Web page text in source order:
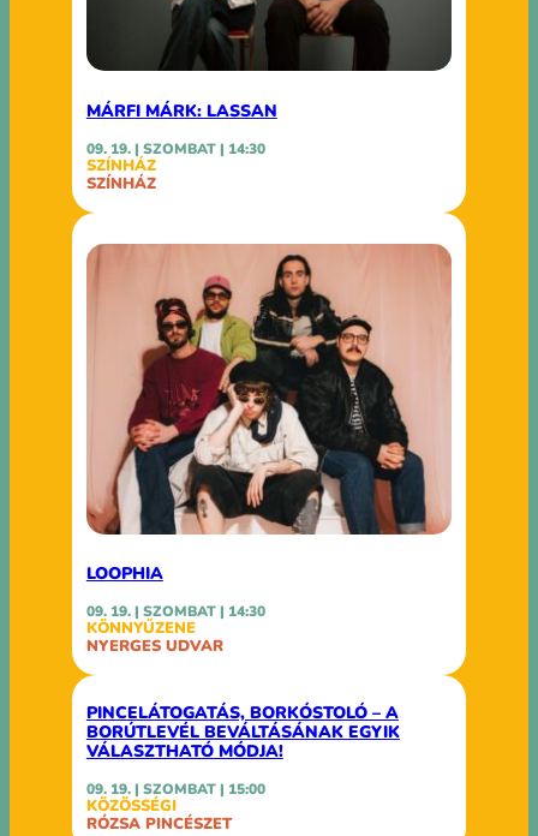
MÁRFI MÁRK: LASSAN
09. 19. | SZOMBAT | 14:30
SZÍNHÁZ
SZÍNHÁZ
LOOPHIA
09. 19. | SZOMBAT | 14:30
KÖNNYŰZENE
NYERGES UDVAR
PINCELÁTOGATÁS, BORKÓSTOLÓ – A
BORÚTLEVÉL BEVÁLTÁSÁNAK EGYIK
VÁLASZTHATÓ MÓDJA!
09. 19. | SZOMBAT | 15:00
KÖZÖSSÉGI
RÓZSA PINCÉSZET